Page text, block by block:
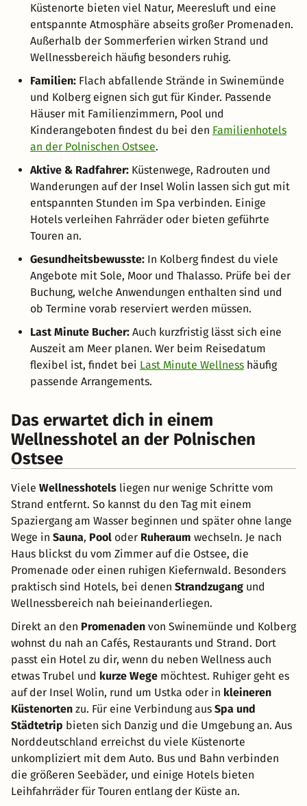
Küstenorte bieten viel Natur, Meeresluft und eine
entspannte Atmosphäre abseits großer Promenaden.
Außerhalb der Sommerferien wirken Strand und
Wellnessbereich häufig besonders ruhig.
Familien: Flach abfallende Strände in Swinemünde
und Kolberg eignen sich gut für Kinder. Passende
Häuser mit Familienzimmern, Pool und
Kinderangeboten findest du bei den Familienhotels
an der Polnischen Ostsee.
Aktive & Radfahrer: Küstenwege, Radrouten und
Wanderungen auf der Insel Wolin lassen sich gut mit
entspannten Stunden im Spa verbinden. Einige
Hotels verleihen Fahrräder oder bieten geführte
Touren an.
Gesundheitsbewusste: In Kolberg findest du viele
Angebote mit Sole, Moor und Thalasso. Prüfe bei der
Buchung, welche Anwendungen enthalten sind und
ob Termine vorab reserviert werden müssen.
Last Minute Bucher: Auch kurzfristig lässt sich eine
Auszeit am Meer planen. Wer beim Reisedatum
flexibel ist, findet bei Last Minute Wellness häufig
passende Arrangements.
Das erwartet dich in einem
Wellnesshotel an der Polnischen
Ostsee
Viele Wellnesshotels liegen nur wenige Schritte vom
Strand entfernt. So kannst du den Tag mit einem
Spaziergang am Wasser beginnen und später ohne lange
Wege in Sauna, Pool oder Ruheraum wechseln. Je nach
Haus blickst du vom Zimmer auf die Ostsee, die
Promenade oder einen ruhigen Kiefernwald. Besonders
praktisch sind Hotels, bei denen Strandzugang und
Wellnessbereich nah beieinanderliegen.
Direkt an den Promenaden von Swinemünde und Kolberg
wohnst du nah an Cafés, Restaurants und Strand. Dort
passt ein Hotel zu dir, wenn du neben Wellness auch
etwas Trubel und kurze Wege möchtest. Ruhiger geht es
auf der Insel Wolin, rund um Ustka oder in kleineren
Küstenorten zu. Für eine Verbindung aus Spa und
Städtetrip bieten sich Danzig und die Umgebung an. Aus
Norddeutschland erreichst du viele Küstenorte
unkompliziert mit dem Auto. Bus und Bahn verbinden
die größeren Seebäder, und einige Hotels bieten
Leihfahrräder für Touren entlang der Küste an.